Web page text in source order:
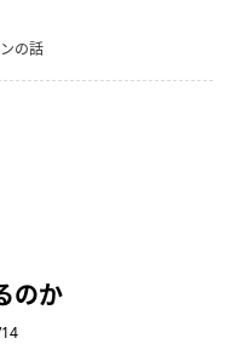
の話
のか